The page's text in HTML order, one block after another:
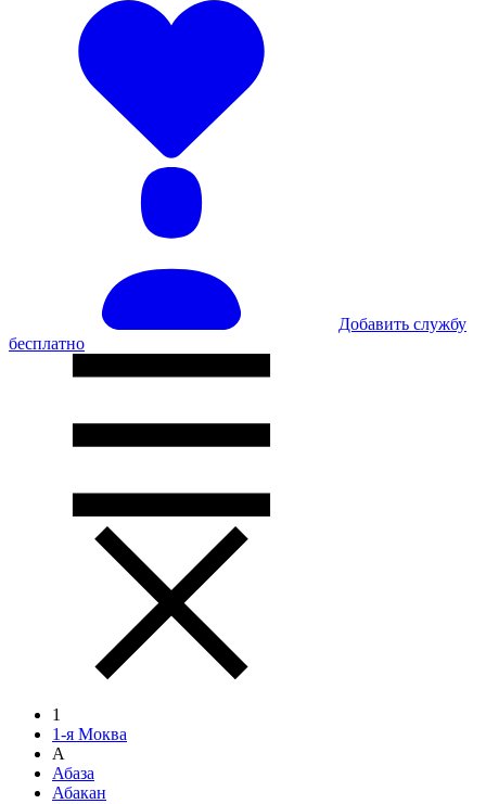
Добавить службу
бесплатно
1
1-я Моква
А
Абаза
Абакан